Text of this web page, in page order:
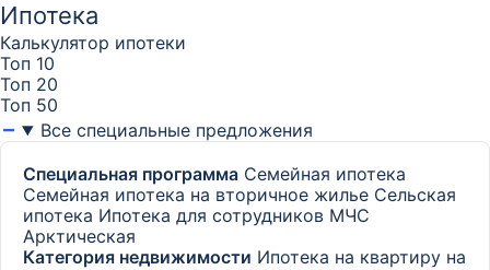
Ипотека
Калькулятор ипотеки
Топ 10
Топ 20
Топ 50
Все специальные предложения
Специальная программа Семейная ипотека
Семейная ипотека на вторичное жилье Сельская
ипотека Ипотека для сотрудников МЧС
Арктическая
Категория недвижимости Ипотека на квартиру на